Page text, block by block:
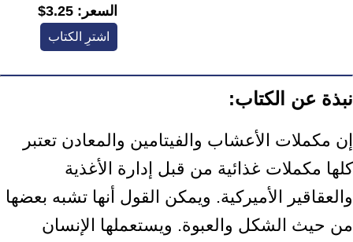
السعر: 3.25$
اشترِ الكتاب
نبذة عن الكتاب:
إن مكملات الأعشاب والفيتامين والمعادن تعتبر
كلها مكملات غذائية من قبل إدارة الأغذية
والعقاقير الأميركية. ويمكن القول أنها تشبه بعضها
من حيث الشكل والعبوة. ويستعملها الإنسان